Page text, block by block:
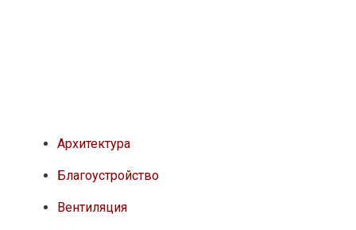
Архитектура
Благоустройство
Вентиляция